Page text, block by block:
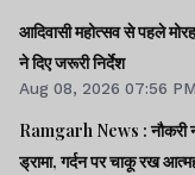
आदिवासी महोत्सव से पहले
ने दिए जरूरी निर्देश
Aug 08, 2026 07:56 PM
Ramgarh News : नौकरी
ड्रामा, गर्दन पर चाकू रख